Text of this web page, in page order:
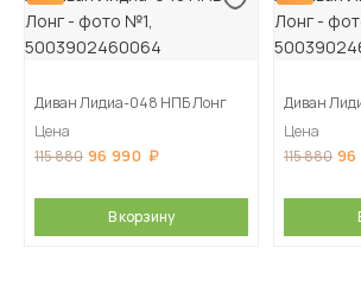
Диван Лидиа-048 НПБ Лонг
Цена
115 880 96 990
В корзину
Диван
Цена
115 880 96